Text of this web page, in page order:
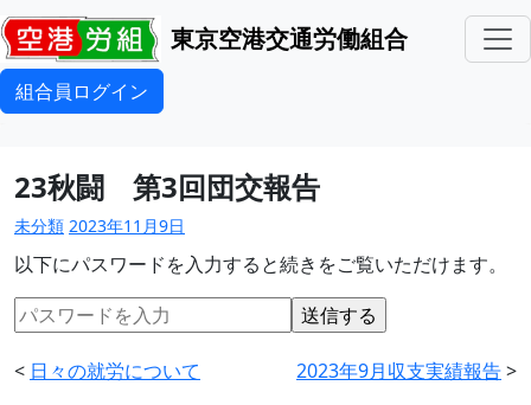
東京空港交通労働組合
組合員ログイン
23秋闘 第3回団交報告
未分類 2023年11月9日
以下にパスワードを入力すると続きをご覧いただけます。
< 日々の就労について 2023年9月収支実績報告>